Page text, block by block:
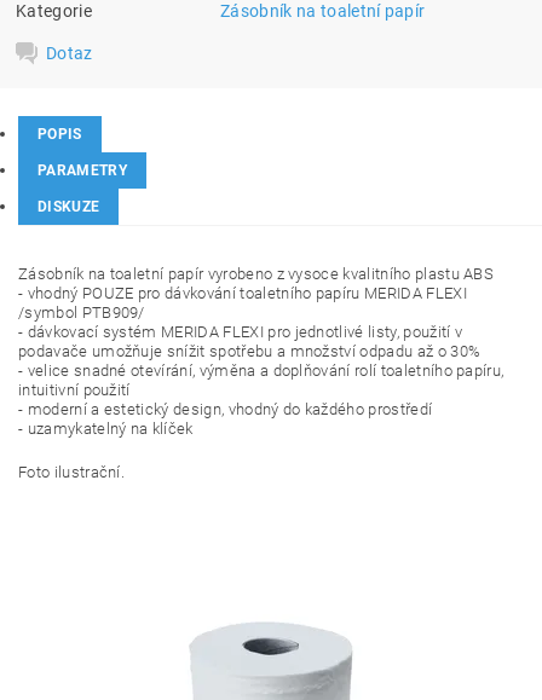
Kategorie Zásobník na toaletní papír
Dotaz
POPIS
PARAMETRY
DISKUZE
Zásobník na toaletní papír vyrobeno z vysoce kvalitního plastu ABS
- vhodný POUZE pro dávkování toaletního papíru MERIDA FLEXI
/symbol PTB909/
- dávkovací systém MERIDA FLEXI pro jednotlivé listy, použití v
podavače umožňuje snížit spotřebu a množství odpadu až o 30%
- velice snadné otevírání, výměna a doplňování rolí toaletního papíru,
intuitivní použití
- moderní a estetický design, vhodný do každého prostředí
- uzamykatelný na klíček
Foto ilustrační.